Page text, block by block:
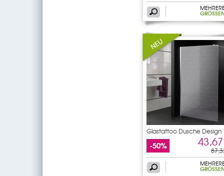
GRÖSSEN
Glastattoo Dusche Design
-50%
GRÖSSEN